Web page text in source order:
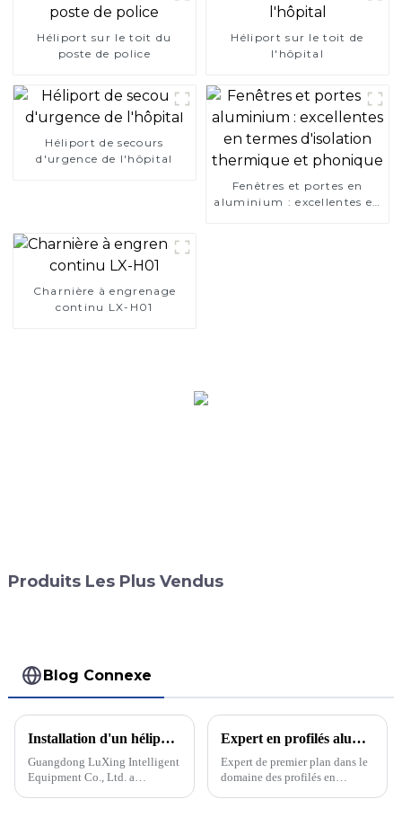
Héliport sur le toit du
poste de police
Héliport sur le toit de
l'hôpital
Héliport de secours
d'urgence de l'hôpital
Fenêtres et portes en
aluminium : excellentes en
Charnière à engrenage
continu LX-H01
Produits Les Plus Vendus
Blog Connexe
Installation d'un héliport pour hélicoptères sur un navire
Guangdong LuXing Intelligent
Equipment Co., Ltd. a
Expert en profilés aluminium et charnières à engrenages continus
Expert de premier plan dans le
domaine des profilés en